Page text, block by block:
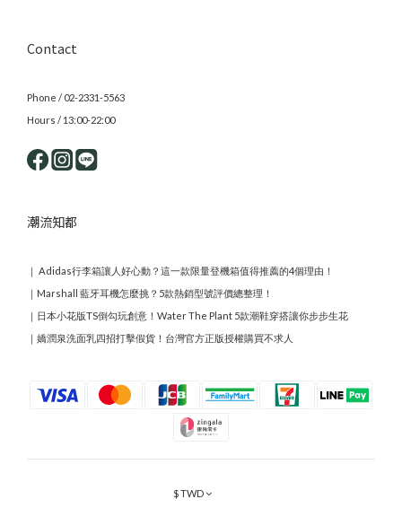
Contact
Phone / 02-2331-5563
Hours / 13:00-22:00
潮流知都
｜ Adidas行李箱讓人好心動？這一款限量登機箱值得推薦的4個理由！
｜ Marshall 藍牙耳機怎麼挑？5款熱銷型號評價總整理！
｜ 日本小花版TS倒勾玩創意！Water The Plant 5款潮鞋穿搭讓你步步生花
｜ 嬌潤泉洗面乳四招打擊假貨！台灣官方正版授權購買不求人
$TWD